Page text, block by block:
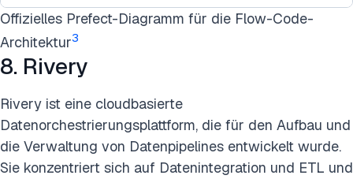
Offizielles Prefect-Diagramm für die Flow-Code-
Architektur3
8. Rivery
Rivery ist eine cloudbasierte
Datenorchestrierungsplattform, die für den Aufbau und
die Verwaltung von Datenpipelines entwickelt wurde.
Sie konzentriert sich auf Datenintegration und ETL und